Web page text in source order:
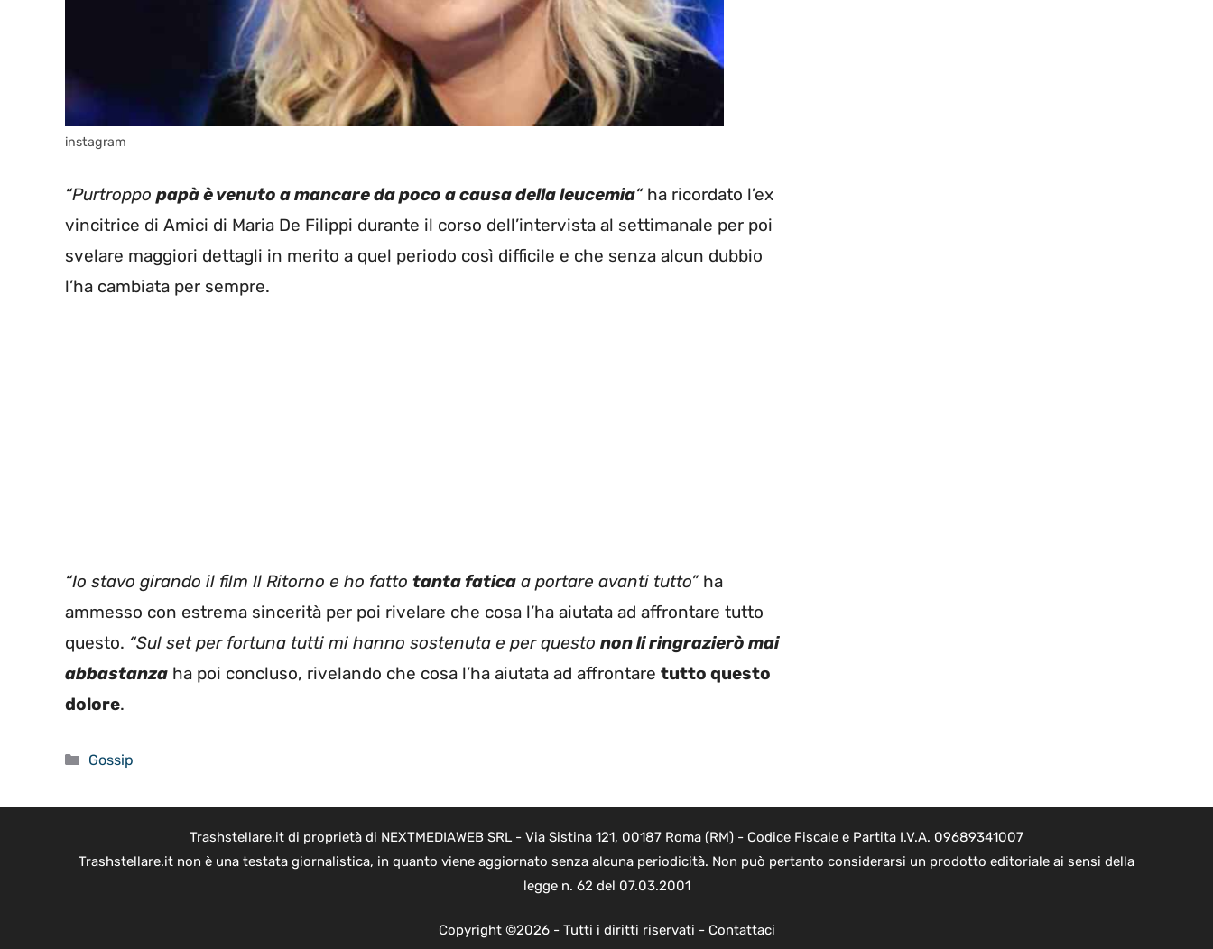
instagram
“Purtroppo papà è venuto a mancare da poco a causa della leucemia“ ha ricordato l’ex
vincitrice di Amici di Maria De Filippi durante il corso dell’intervista al settimanale per poi
svelare maggiori dettagli in merito a quel periodo così difficile e che senza alcun dubbio
l’ha cambiata per sempre.
“Io stavo girando il film Il Ritorno e ho fatto tanta fatica a portare avanti tutto”ha
ammesso con estrema sincerità per poi rivelare che cosa l’ha aiutata ad affrontare tutto
questo. “Sul set per fortuna tutti mi hanno sostenuta e per questo non li ringrazierò mai
abbastanza ha poi concluso, rivelando che cosa l’ha aiutata ad affrontare tutto questo
dolore.
Categorie
Gossip
Trashstellare.it di proprietà di NEXTMEDIAWEB SRL - Via Sistina 121, 00187 Roma (RM) - Codice Fiscale e Partita I.V.A. 09689341007
Trashstellare.it non è una testata giornalistica, in quanto viene aggiornato senza alcuna periodicità. Non può pertanto considerarsi un prodotto editoriale ai sensi della
legge n. 62 del 07.03.2001
Copyright ©2026 - Tutti i diritti riservati - Contattaci